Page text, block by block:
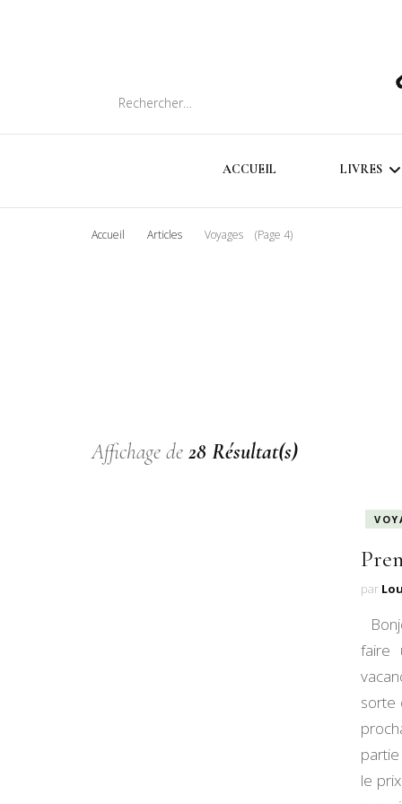
Rechercher :
ACCUEIL LIVRES
Accueil Articles Voyages (Page 4)
Affichage de 28 Résultat(s)
par Lou
faire
sorte
le